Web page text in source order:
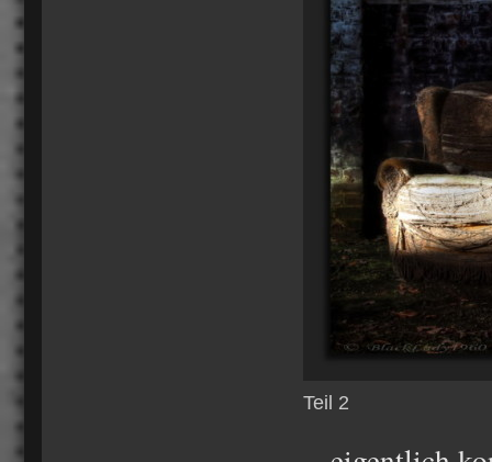
Teil 2